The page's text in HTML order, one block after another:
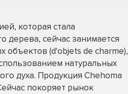
которая стала
дерева, сейчас занимается
объектов (d'objets de charme),
натуральных
духа. Продукция Chehoma
покоряет рынок